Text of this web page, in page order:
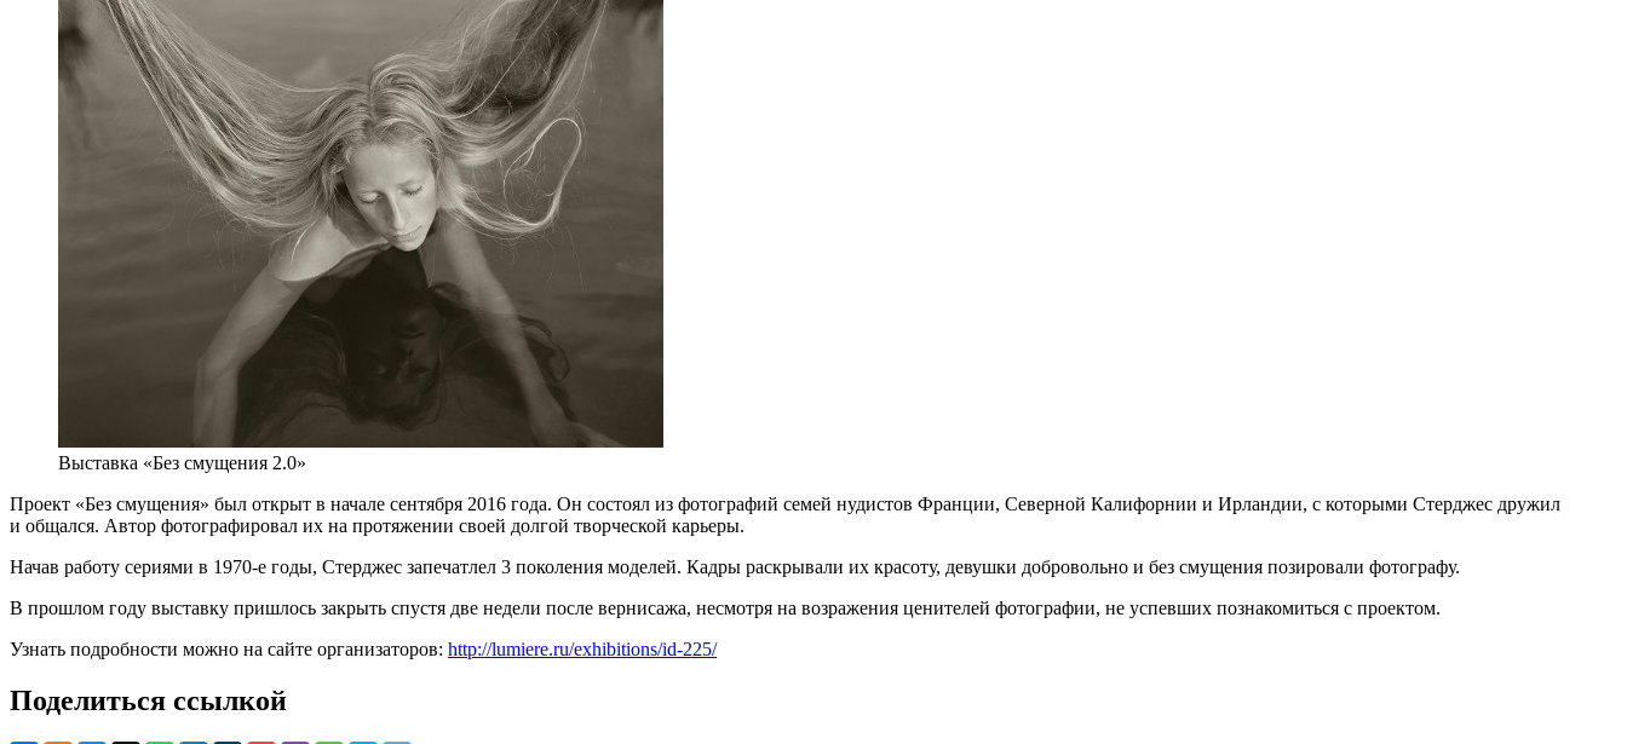
Выставка «Без смущения 2.0»
Проект «Без смущения» был открыт в начале сентября 2016 года. Он состоял из фотографий семей нудистов Франции, Северной Калифорнии и Ирландии, с которыми Стерджес дружил
и общался. Автор фотографировал их на протяжении своей долгой творческой карьеры.
Начав работу сериями в 1970-е годы, Стерджес запечатлел 3 поколения моделей. Кадры раскрывали их красоту, девушки добровольно и без смущения позировали фотографу.
В прошлом году выставку пришлось закрыть спустя две недели после вернисажа, несмотря на возражения ценителей фотографии, не успевших познакомиться с проектом.
Узнать подробности можно на сайте организаторов: http://lumiere.ru/exhibitions/id-225/
Поделиться ссылкой